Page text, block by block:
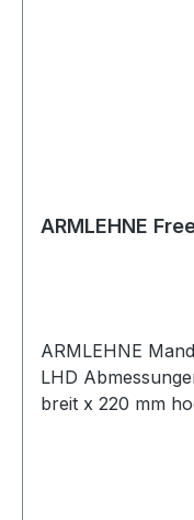
ARMLEHNE
ARMLEHNE
LHD